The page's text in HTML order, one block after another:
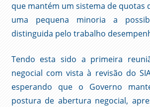
que mantém um sistema de quotas
uma pequena minoria a
distinguida pelo trabalho
Tendo esta sido a primeira
negocial com vista à revisão do
esperando que o Governo
postura de abertura negocial,